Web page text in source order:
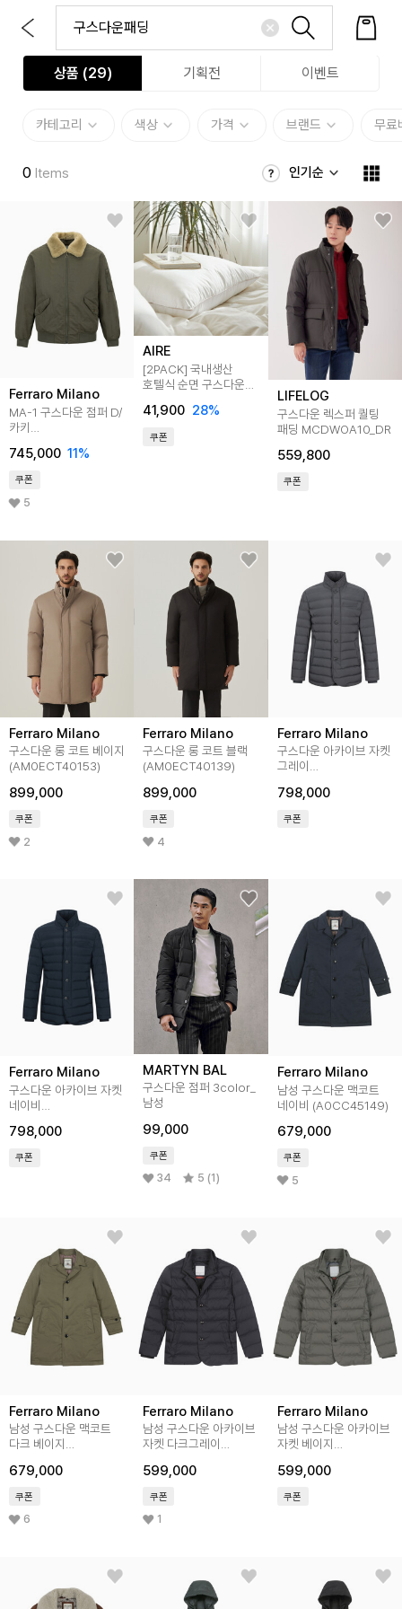
상품 (29) 기획전 이벤트
카테고리 색상 가격 브랜드 무료
0 Items 인기순
Ferraro Milano
MA-1 구스다운 점퍼 D/
카키
745,000 11%
쿠폰
5
AIRE
[2PACK] 국내생산
호텔식 순면 구스다운필
2color
41,900 28%
쿠폰
LIFELOG
구스다운 렉스퍼 퀄팅
패딩 MCDWOA10_DR
559,800
쿠폰
Ferraro Milano
구스다운 롱 코트 베이지
(AM0ECT40153)
899,000
쿠폰
2
Ferraro Milano
구스다운 롱 코트 블랙
(AM0ECT40139)
899,000
쿠폰
4
Ferraro Milano
구스다운 아카이브 자켓
그레이
798,000
쿠폰
Ferraro Milano
구스다운 아카이브 자켓
네이비
798,000
쿠폰
MARTYN BAL
구스다운 점퍼 3color_
남성
99,000
쿠폰
34 5 (1)
Ferraro Milano
남성 구스다운 맥코트
네이비 (A0CC45149)
679,000
쿠폰
5
Ferraro Milano
남성 구스다운 맥코트
다크 베이지
679,000
쿠폰
6
Ferraro Milano
남성 구스다운 아카이브
자켓 다크그레이
599,000
쿠폰
1
Ferraro Milano
남성 구스다운 아카이브
자켓 베이지
599,000
쿠폰